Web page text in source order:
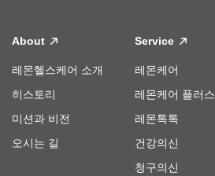
About
레몬헬스케어 소개
히스토리
미션과 비전
오시는 길
Service
레몬케어
레몬케어 플러스
레몬톡톡
건강의신
청구의신